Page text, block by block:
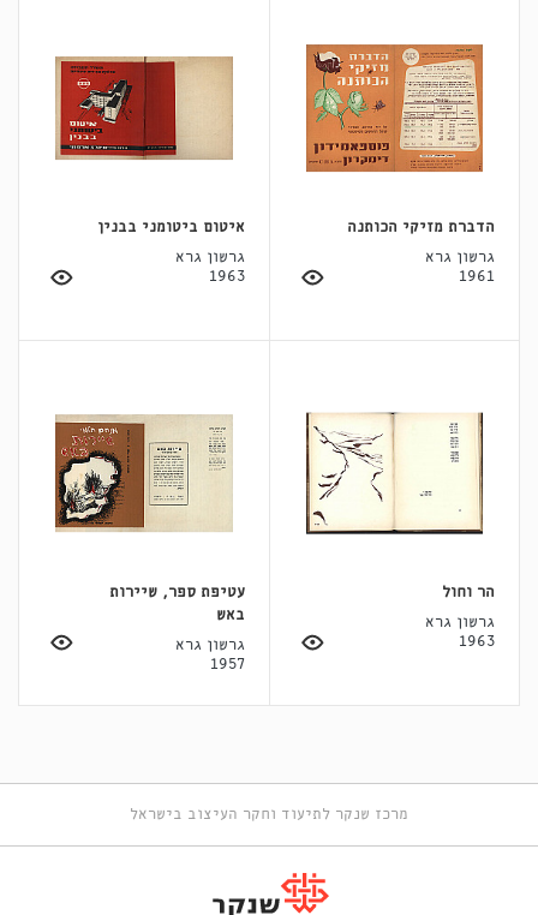
הדברת מזיקי הכותנה
גרשון גרא
1961
איטום ביטומני בבנין
גרשון גרא
1963
הר וחול
גרשון גרא
1963
עטיפת ספר, שיירות
באש
גרשון גרא
1957
מרכז שנקר לתיעוד וחקר העיצוב בישראל